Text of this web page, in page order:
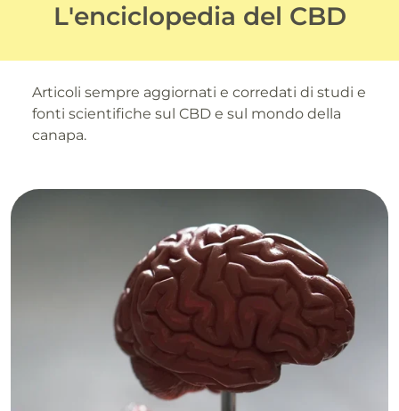
L'enciclopedia del CBD
Articoli sempre aggiornati e corredati di studi e
fonti scientifiche sul CBD e sul mondo della
canapa.